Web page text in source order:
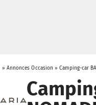
» Annonces Occasion »Camping-car